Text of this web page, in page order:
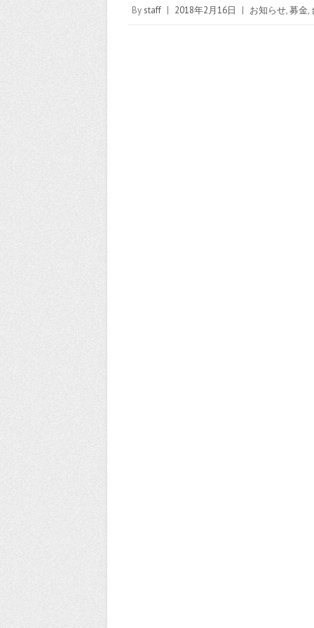
Bystaff | 2018年2月16日 | お知らせ,募金,